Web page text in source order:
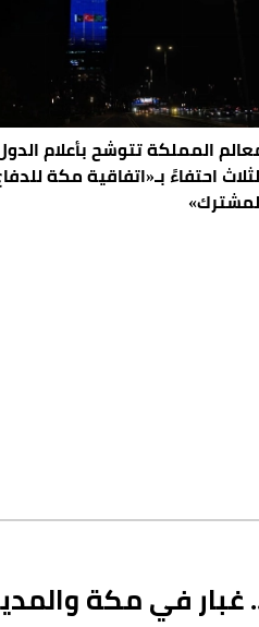
المملكة تتوشح بأعلام
احتفاءً بـ«اتفاقية مكة
غبار في مكة